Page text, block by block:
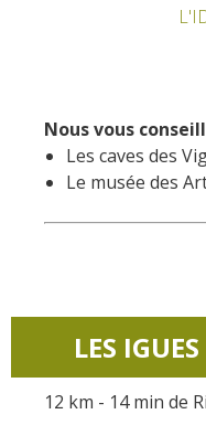
Nous vous
Les caves des
Le musée des
LES
12 km - 14 min de